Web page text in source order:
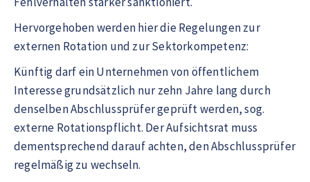
Hervorgehoben werden hier die Regelungen zur
externen Rotation und zur Sektorkompetenz:
Künftig darf ein Unternehmen von öffentlichem
Interesse grundsätzlich nur zehn Jahre lang durch
denselben Abschlussprüfer geprüft werden, sog.
externe Rotationspflicht. Der Aufsichtsrat muss
dementsprechend darauf achten, den Abschlussprüfer
regelmäßig zu wechseln.